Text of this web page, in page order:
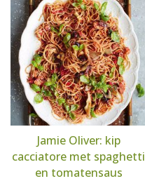
Jamie Oliver: kip
cacciatore met spaghetti
en tomatensaus